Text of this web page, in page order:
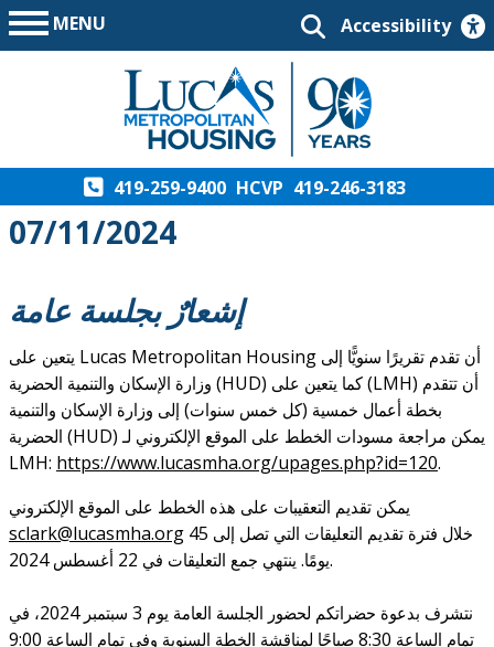
MENU Accessibility
419-259-9400 HCVP 419-246-3183
07/11/2024
إشعارٌ بجلسة عامة
يتعين على Lucas Metropolitan Housing أن تقدم تقريرًا سنويًّا إلى
وزارة الإسكان والتنمية الحضرية (HUD) كما يتعين على (LMH) أن تتقدم
بخطة أعمال خمسية (كل خمس سنوات) إلى وزارة الإسكان والتنمية
الحضرية (HUD) يمكن مراجعة مسودات الخطط على الموقع الإلكتروني لـ
LMH: https://www.lucasmha.org/upages.php?id=120.
يمكن تقديم التعقيبات على هذه الخطط على الموقع الإلكتروني
sclark@lucasmha.org
يومًا. ينتهي جمع التعليقات في 22 أغسطس 2024.
نتشرف بدعوة حضراتكم لحضور الجلسة العامة يوم 3 سبتمبر 2024، في
تمام الساعة 8:30 صباحًا لمناقشة الخطة السنوية وفي تمام الساعة 9:00